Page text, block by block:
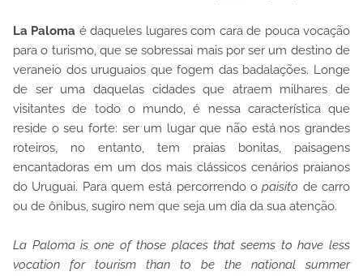
La Paloma é daqueles lugares com cara de pouca vocação
para o turismo, que se sobressai mais por ser um destino de
veraneio dos uruguaios que fogem das badalações. Longe
de ser uma daquelas cidades que atraem milhares de
visitantes de todo o mundo, é nessa característica que
reside o seu forte: ser um lugar que não está nos grandes
roteiros, no entanto, tem praias bonitas, paisagens
encantadoras em um dos mais clássicos cenários praianos
do Uruguai. Para quem está percorrendo opaisito de carro
ou de ônibus, sugiro nem que seja um dia da sua atenção.
La Paloma is one of those places that seems to have less
vocation for tourism than to be the national summer